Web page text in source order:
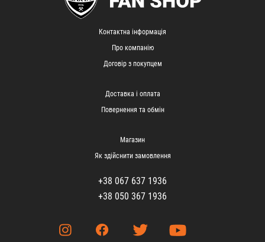
Контактна інформація
Про компанію
Договір з покупцем
Доставка і оплата
Повернення та обмін
Магазин
Як здійснити замовлення
+38 067 637 1936
+38 050 367 1936